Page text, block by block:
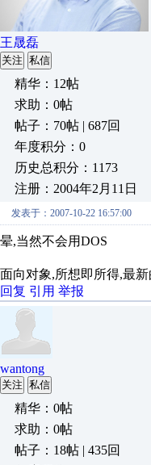
王晟磊
关注 私信
精华：12帖
求助：0帖
帖子：70帖 | 687回
年度积分：0
历史总积分：1173
注册：2004年2月11日
发表于：2007-10-22 16:57:00
晕,当然不会用DOS
面向对象,所想即所得,最
回复 引用 举报
wantong
关注 私信
精华：0帖
求助：0帖
帖子：18帖 | 435回